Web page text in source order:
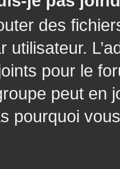
des
utilisateur.
pour le
peut en
pourquoi